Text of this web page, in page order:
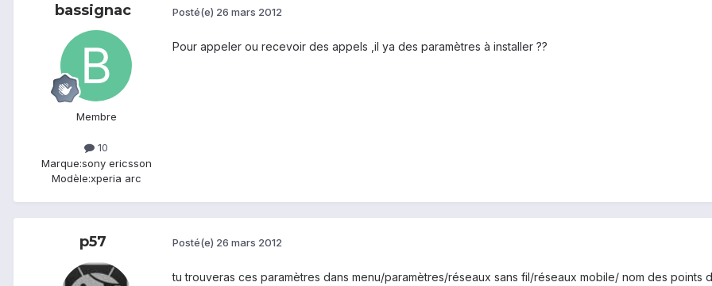
bassignac
Membre
10
Marque:sony ericsson
Modèle:xperia arc
Posté(e) 26 mars 2012
Pour appeler ou recevoir des appels ,il ya des paramètres à installer ??
p57 Posté(e) 26 mars 2012
tu trouveras ces paramètres dans menu/paramètres/réseaux sans fil/réseaux mobile/ nom des